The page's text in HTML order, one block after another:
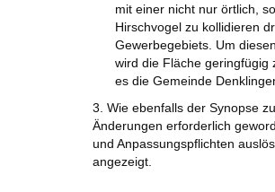
mit einer nicht nur örtlich,
Hirschvogel zu kollidieren
Gewerbegebiets. Um
wird die Fläche geringfügig
es die Gemeinde
3. Wie ebenfalls der Synopse
Änderungen erforderlich
und Anpassungspflichten
angezeigt.